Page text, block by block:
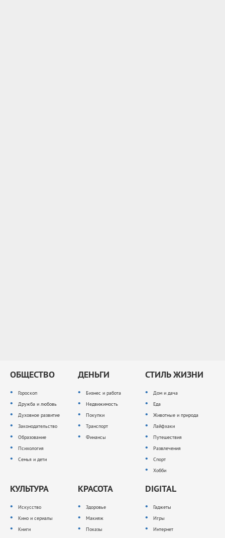
ОБЩЕСТВО
Гороскоп
Дружба и любовь
Духовное развитие
Законодательство
Образование
Психология
Семья и дети
ДЕНЬГИ
Бизнес и работа
Недвижимость
Покупки
Транспорт
Финансы
СТИЛЬ ЖИЗНИ
Дом и дача
Еда
Животные и природа
Лайфхаки
Путешествия
Развлечения
Спорт
Хобби
КУЛЬТУРА
Искусство
Кино и сериалы
Книги
КРАСОТА
Здоровье
Макияж
Показы
DIGITAL
Гаджеты
Игры
Интернет